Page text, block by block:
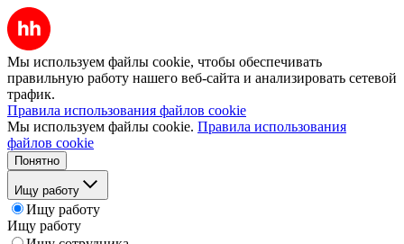
Мы используем файлы cookie, чтобы обеспечивать
правильную работу нашего веб-сайта и анализировать сетевой
трафик.
Правила использования файлов cookie
Мы используем файлы cookie. Правила использования
файлов cookie
Понятно
Ищу работу
Ищу работу
Ищу работу